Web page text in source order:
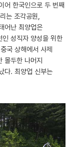
어 한국인으로 두 번째
는 조각공원,
어난 최양업은
성직자 양성을 위한
국 상해에서 사제
몰두한 나머지
다. 최양업 신부는